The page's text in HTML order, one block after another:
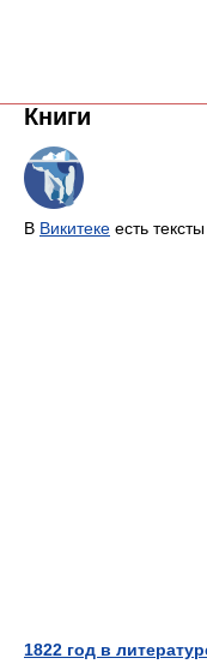
Книги
В Викитеке есть
1822 год в